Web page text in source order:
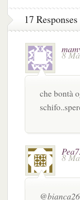
17
8
che bontà
8